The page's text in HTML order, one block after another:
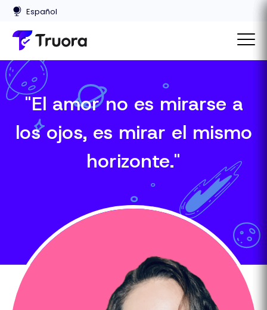
"El amor no es mirarse a
los ojos, es mirar el mismo
horizonte."